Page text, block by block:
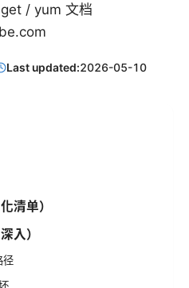
/ yum 文档
Last updated:2026-05-10
清单）
入）
径